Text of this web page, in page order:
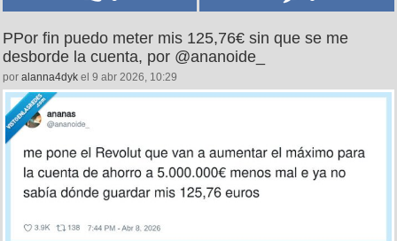
PPor fin puedo meter mis 125,76€ sin que se me
desborde la cuenta, por @ananoide_
por alanna4dyk el 9 abr 2026, 10:29